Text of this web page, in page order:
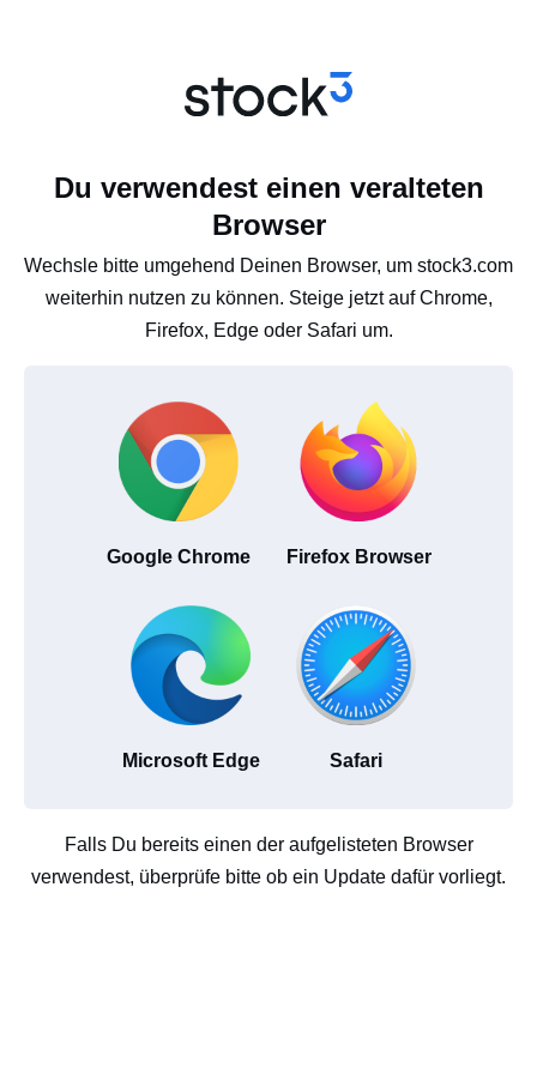
Du verwendest einen veralteten
Browser
Wechsle bitte umgehend Deinen Browser, um stock3.com
weiterhin nutzen zu können. Steige jetzt auf Chrome,
Firefox, Edge oder Safari um.
Google Chrome Firefox Browser
Microsoft Edge Safari
Falls Du bereits einen der aufgelisteten Browser
verwendest, überprüfe bitte ob ein Update dafür vorliegt.